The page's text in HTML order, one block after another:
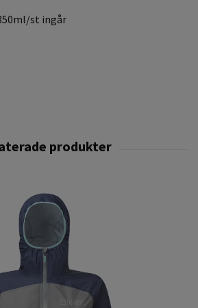
st ingår